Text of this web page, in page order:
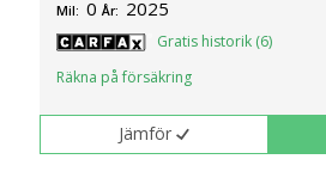
Mil: 0 År: 2025
Gratis historik (6)
Räkna på försäkring
Jämför